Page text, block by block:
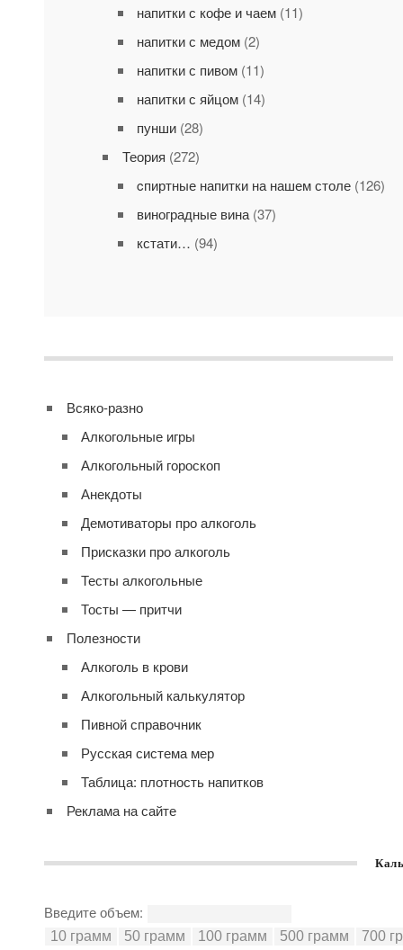
напитки с кофе и чаем(11)
напитки с медом(2)
напитки с пивом(11)
напитки с яйцом(14)
пунши(28)
Теория (272)
cпиртные напитки на нашем столе(126)
виноградные вина(37)
кстати… (94)
Всяко-разно
Алкогольные игры
Алкогольный гороскоп
Анекдоты
Демотиваторы про алкоголь
Присказки про алкоголь
Тесты алкогольные
Тосты — притчи
Полезности
Алкоголь в крови
Алкогольный калькулятор
Пивной справочник
Русская система мер
Таблица: плотность напитков
Реклама на сайте
Введите объем: